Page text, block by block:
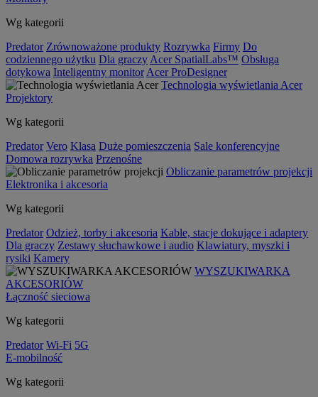
Wg kategorii
Predator Zrównoważone produkty Rozrywka Firmy Do
codziennego użytku Dla graczy Acer SpatialLabs™ Obsługa
dotykowa Inteligentny monitor Acer ProDesigner
Technologia wyświetlania Acer
Projektory
Wg kategorii
Predator Vero Klasa Duże pomieszczenia Sale konferencyjne
Domowa rozrywka Przenośne
Obliczanie parametrów projekcji
Elektronika i akcesoria
Wg kategorii
Predator Odzież, torby i akcesoria Kable, stacje dokujące i adaptery
Dla graczy Zestawy słuchawkowe i audio Klawiatury, myszki i
rysiki Kamery
WYSZUKIWARKA
AKCESORIÓW
Łączność sieciowa
Wg kategorii
Predator Wi-Fi 5G
E-mobilność
Wg kategorii